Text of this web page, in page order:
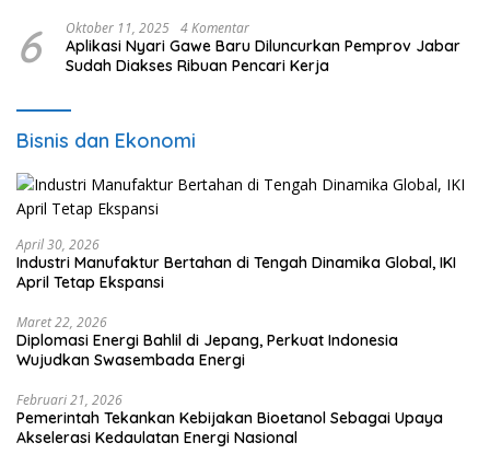
6 Oktober 11, 2025 4 Komentar
Aplikasi Nyari Gawe Baru Diluncurkan Pemprov Jabar
Sudah Diakses Ribuan Pencari Kerja
Bisnis dan Ekonomi
April 30, 2026
Industri Manufaktur Bertahan di Tengah Dinamika Global, IKI
April Tetap Ekspansi
Maret 22, 2026
Diplomasi Energi Bahlil di Jepang, Perkuat Indonesia
Wujudkan Swasembada Energi
Februari 21, 2026
Pemerintah Tekankan Kebijakan Bioetanol Sebagai Upaya
Akselerasi Kedaulatan Energi Nasional